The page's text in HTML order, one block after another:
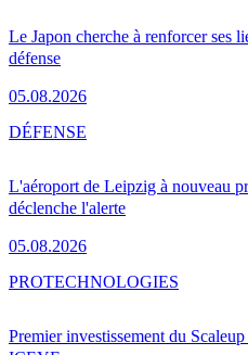
Le Japon cherche à renforcer ses
défense
05.08.2026
L'aéroport de Leipzig à nouveau
déclenche l'alerte
05.08.2026
DÉFENSE
Premier investissement du
PROTECHNOLOGIES